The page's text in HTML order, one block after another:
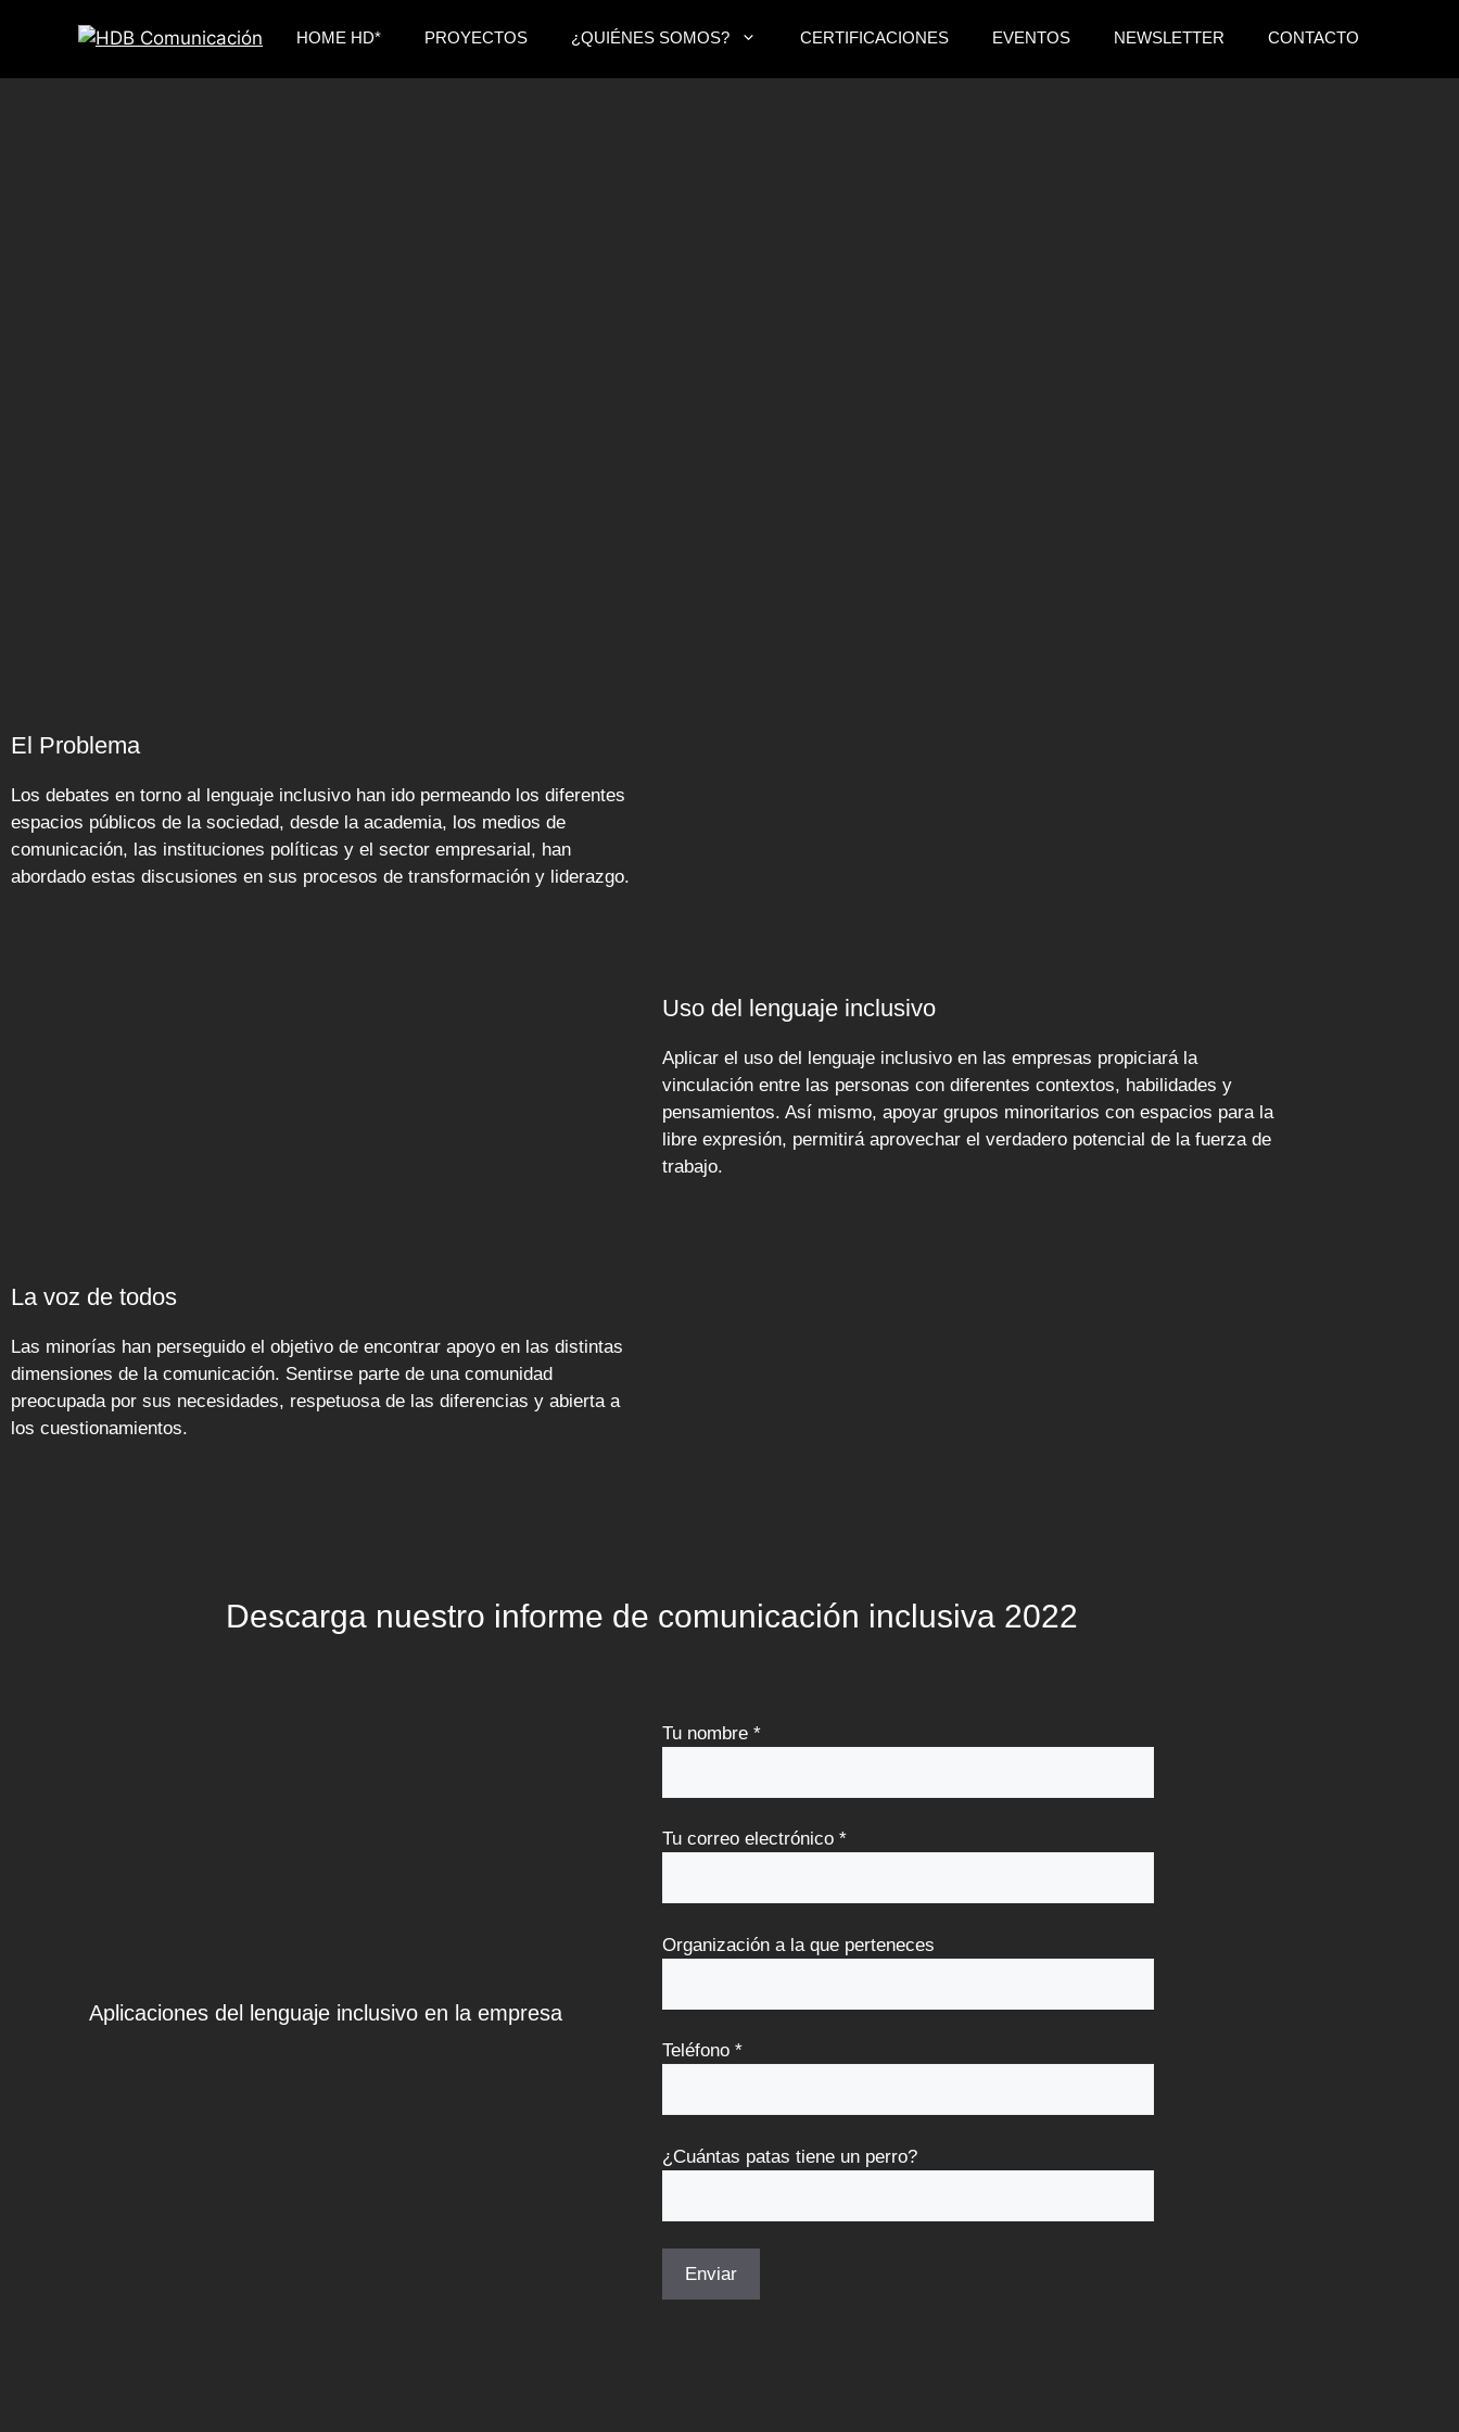
HOME HD* PROYECTOS ¿QUIÉNES SOMOS? CERTIFICACIONES EVENTOS NEWSLETTER CONTACTO
El Problema
Los debates en torno al lenguaje inclusivo han ido permeando los diferentes
espacios públicos de la sociedad, desde la academia, los medios de
comunicación, las instituciones políticas y el sector empresarial, han
abordado estas discusiones en sus procesos de transformación y liderazgo.
Uso del lenguaje inclusivo
Aplicar el uso del lenguaje inclusivo en las empresas propiciará la
vinculación entre las personas con diferentes contextos, habilidades y
pensamientos. Así mismo, apoyar grupos minoritarios con espacios para la
libre expresión, permitirá aprovechar el verdadero potencial de la fuerza de
trabajo.
La voz de todos
Las minorías han perseguido el objetivo de encontrar apoyo en las distintas
dimensiones de la comunicación. Sentirse parte de una comunidad
preocupada por sus necesidades, respetuosa de las diferencias y abierta a
los cuestionamientos.
Descarga nuestro informe de comunicación inclusiva 2022
Aplicaciones del lenguaje inclusivo en la empresa
Tu nombre *
Tu correo electrónico *
Organización a la que perteneces
Teléfono *
¿Cuántas patas tiene un perro?